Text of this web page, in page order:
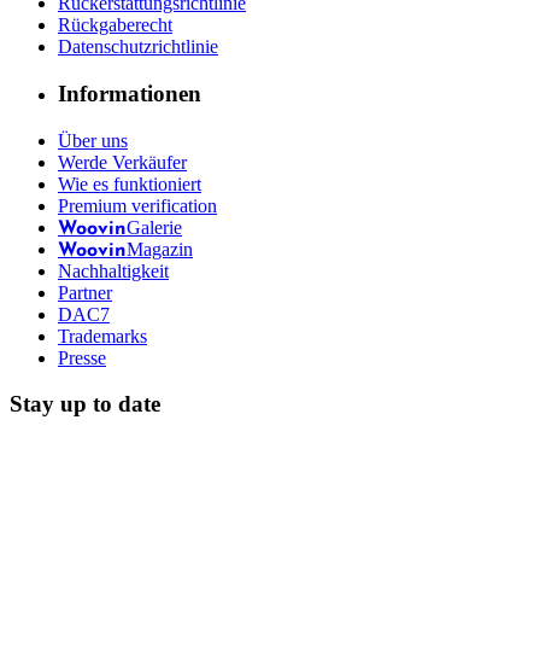
Rückgaberecht
Datenschutzrichtlinie
Informationen
Über uns
Werde Verkäufer
Wie es funktioniert
Premium verification
WoovinGalerie
WoovinMagazin
Nachhaltigkeit
Partner
DAC7
Trademarks
Presse
Stay up to date